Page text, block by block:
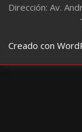
Dirección: Av.
Creado con